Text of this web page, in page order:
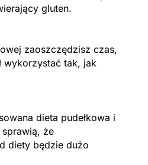
gluten.
zaoszczędzisz czas,
wykorzystać tak, jak
dieta pudełkowa i
że
diety będzie dużo